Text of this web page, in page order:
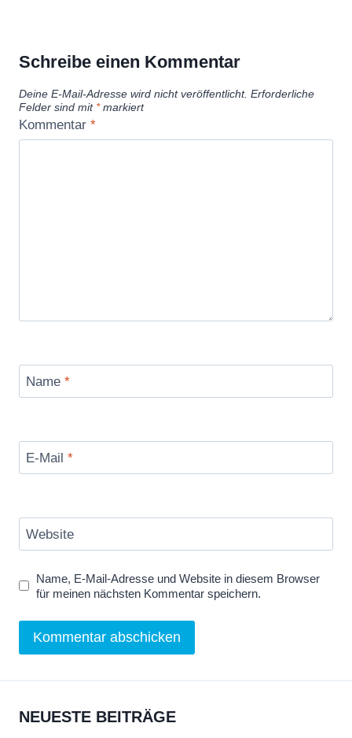
Schreibe einen Kommentar
Deine E-Mail-Adresse wird nicht veröffentlicht. Erforderliche
Felder sind mit *markiert
Kommentar *
Name *
E-Mail *
Website
Name, E-Mail-Adresse und Website in diesem Browser
für meinen nächsten Kommentar speichern.
NEUESTE BEITRÄGE